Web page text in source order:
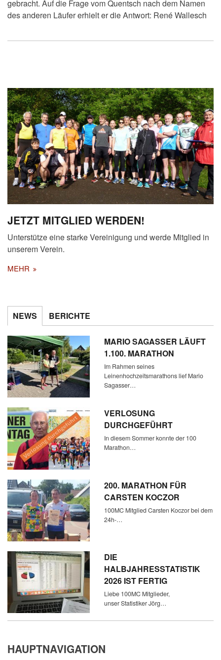
gebracht. Auf die Frage vom Quentsch nach dem Namen
des anderen Läufer erhielt er die Antwort: René Wallesch
JETZT MITGLIED WERDEN!
Unterstütze eine starke Vereinigung und werde Mitglied in
unserem Verein.
MEHR
NEWS BERICHTE
MARIO SAGASSER LÄUFT
1.100. MARATHON
Im Rahmen seines
Leinenhochzeitsmarathons lief Mario
Sagasser…
VERLOSUNG
DURCHGEFÜHRT
In diesem Sommer konnte der 100
Marathon…
200. MARATHON FÜR
CARSTEN KOCZOR
100MC Mitglied Carsten Koczor bei dem
24h-…
DIE
HALBJAHRESSTATISTIK
2026 IST FERTIG
Liebe 100MC Mitglieder,
unser Statistiker Jörg…
HAUPTNAVIGATION